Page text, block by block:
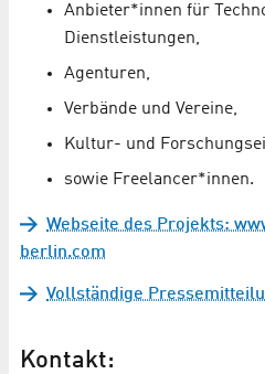
Anbieter*innen für
Dienstleistungen,
Agenturen,
Verbände und Vereine,
Kultur- und
sowie Freelancer*innen.
Webseite des Projekts:
berlin.com
Vollständige
Kontakt: